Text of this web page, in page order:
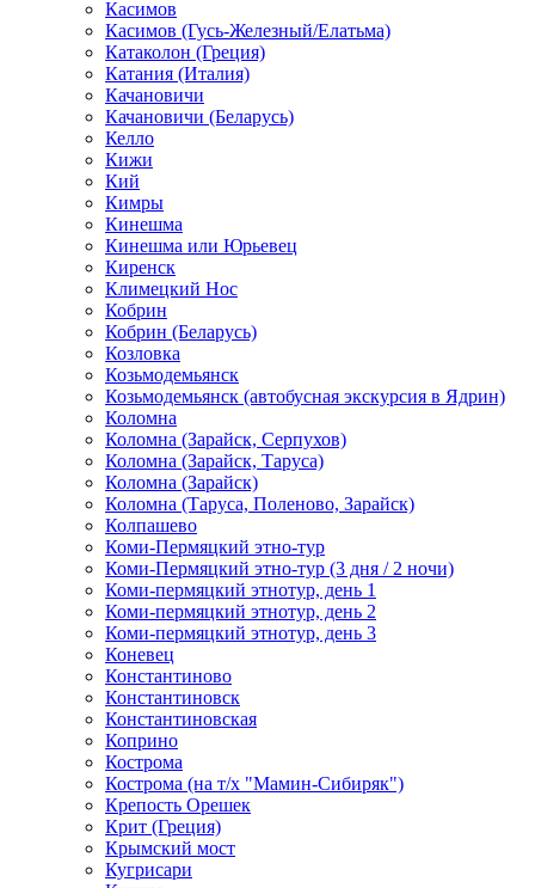
Касимов
Касимов (Гусь-Железный/Елатьма)
Катаколон (Греция)
Катания (Италия)
Качановичи
Качановичи (Беларусь)
Келло
Кижи
Кий
Кимры
Кинешма
Кинешма или Юрьевец
Киренск
Климецкий Нос
Кобрин
Кобрин (Беларусь)
Козловка
Козьмодемьянск
Козьмодемьянск (автобусная экскурсия в Ядрин)
Коломна
Коломна (Зарайск, Серпухов)
Коломна (Зарайск, Таруса)
Коломна (Зарайск)
Коломна (Таруса, Поленово, Зарайск)
Колпашево
Коми-Пермяцкий этно-тур
Коми-Пермяцкий этно-тур (3 дня / 2 ночи)
Коми-пермяцкий этнотур, день 1
Коми-пермяцкий этнотур, день 2
Коми-пермяцкий этнотур, день 3
Коневец
Константиново
Константиновск
Константиновская
Коприно
Кострома
Кострома (на т/х "Мамин-Сибиряк")
Крепость Орешек
Крит (Греция)
Крымский мост
Кугрисари